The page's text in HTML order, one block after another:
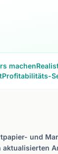
machen
Profitabilitäts-
und